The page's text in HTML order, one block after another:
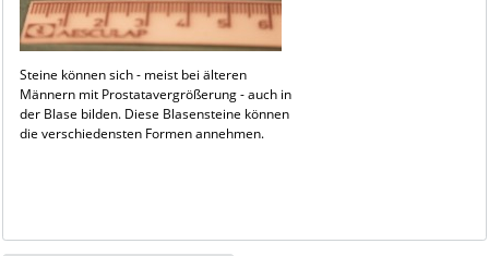
Steine können sich - meist bei älteren
Männern mit Prostatavergrößerung - auch in
der Blase bilden. Diese Blasensteine können
die verschiedensten Formen annehmen.